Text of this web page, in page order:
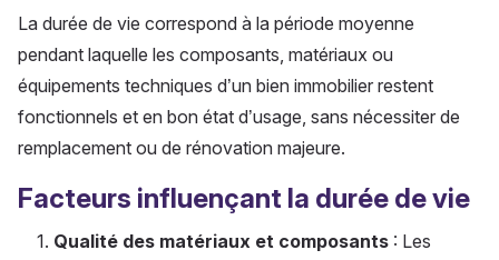
La durée de vie correspond à la période moyenne
pendant laquelle les composants, matériaux ou
équipements techniques d’un bien immobilier restent
fonctionnels et en bon état d’usage, sans nécessiter de
remplacement ou de rénovation majeure.
Facteurs influençant la durée de vie
Qualité des matériaux et composants : Les